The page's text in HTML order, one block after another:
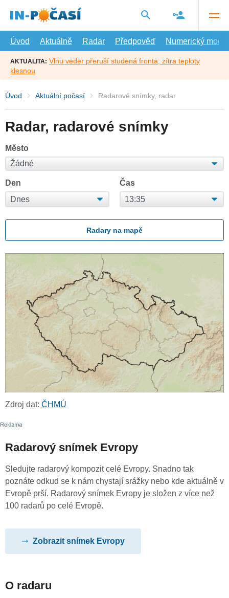
hlavní
Úvod
Aktuálně Radar Předpověď Numerický model
AKTUALITA: Vlnu veder přeruší studená fronta, zítra teploty
klesnou
Úvod Aktuální počasí Radarové snímky, radar
Radar, radarové snímky
Město
Den Čas
Radary na mapě
Zdroj dat: ČHMÚ
Radarový snímek Evropy
Sledujte radarový kompozit celé Evropy. Snadno tak
poznáte odkud se k nám chystají srážky nebo kde aktuálně v
Evropě prší. Radarový snímek Evropy je složen z více než
100 radarů po celé Evropě.
Zobrazit snímek Evropy
O radaru